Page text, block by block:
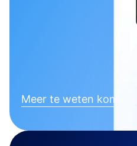
Meer te weten komen